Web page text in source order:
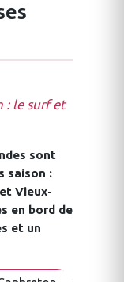
: le surf et
sont
saison :
Vieux-
en bord de
et un